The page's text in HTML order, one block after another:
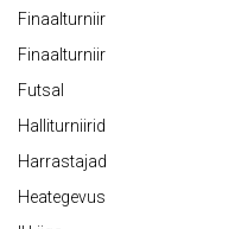
Finaalturniir
Finaalturniir
Futsal
Halliturniirid
Harrastajad
Heategevus